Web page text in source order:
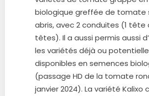
biologique greffée de tomate
abris, avec 2 conduites (1 tête
têtes). Il a aussi permis aussi
les variétés déjà ou
disponibles en semences
(passage HD de la tomate
janvier 2024). La variété Kalixo